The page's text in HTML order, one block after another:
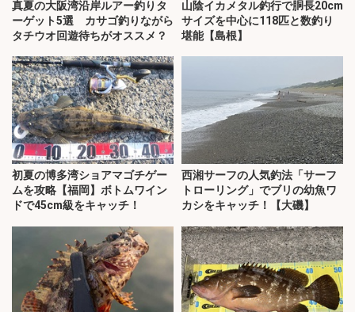
真夏の大阪湾沿岸ルアー釣りタ
ーゲット5選 カサゴ釣りながら
タチウオ回遊待ちがオススメ？
山陰イカメタル釣行で胴長20cm
サイズを中心に118匹と数釣り
堪能【島根】
初夏の博多湾ショアマゴチゲー
ムを攻略【福岡】ボトムワイン
ドで45cm級をキャッチ！
西湘サーフの人気釣法「サーフ
トローリング」でブリの幼魚ワ
カシをキャッチ！【大磯】